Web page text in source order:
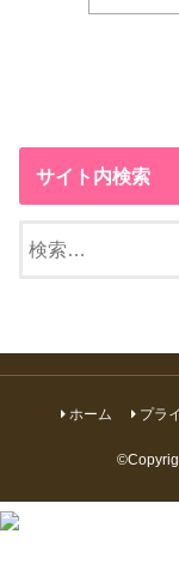
サイト内検索
索:
ホーム プラ